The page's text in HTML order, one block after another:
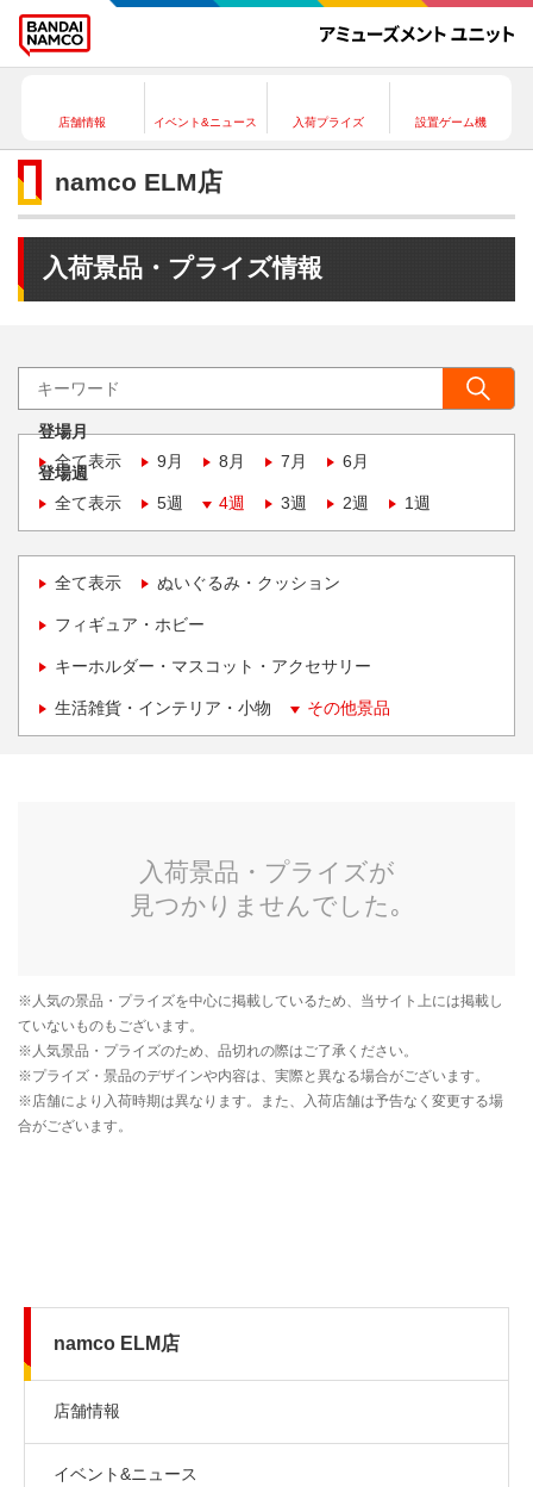
店舗情報 イベント&ニュース 入荷プライズ 設置ゲーム機
namco ELM店
入荷景品・プライズ情報
登場月
全て表示
9月 8月 7月 6月
登場週
全て表示
5週 4週 3週 2週 1週
全て表示 ぬいぐるみ・クッション
フィギュア・ホビー
キーホルダー・マスコット・アクセサリー
生活雑貨・インテリア・小物 その他景品
namco ELM店
店舗情報
イベント&ニュース